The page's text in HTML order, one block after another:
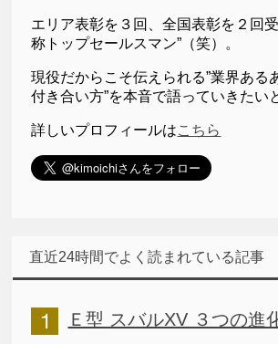
エリア表彰を３回、全国表彰を２回
称トップセールスマン”（笑）。
現役だからこそ伝えられる”業界ある
付き合い方”を本音で語っていきたい
詳しいプロフィールはこちら
直近24時間でよく読まれている記事
Ｅ型 スバルXV ３つの進